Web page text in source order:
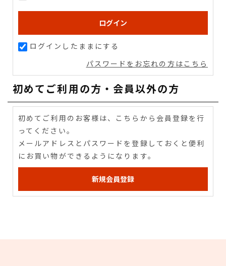
ログインしたままにする
パスワードをお忘れの方はこちら
初めてご利用の方・会員以外の方
初めてご利用のお客様は、こちらから会員登録を行
ってください。
メールアドレスとパスワードを登録しておくと便利
にお買い物ができるようになります。